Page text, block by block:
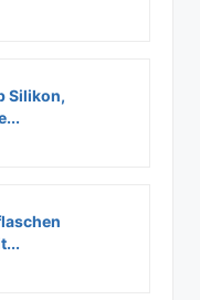
Silikon,